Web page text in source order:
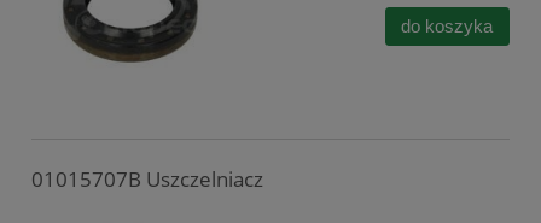
do koszyka
01015707B Uszczelniacz